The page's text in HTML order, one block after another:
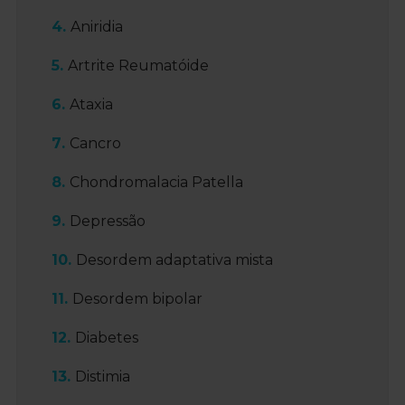
Aniridia
Artrite Reumatóide
Ataxia
Cancro
Chondromalacia Patella
Depressão
Desordem adaptativa mista
Desordem bipolar
Diabetes
Distimia